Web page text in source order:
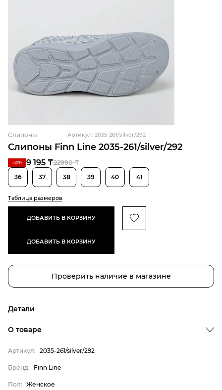
Слипоны Finn Line 2035-261/silver/292
Слипоны Артикул: 2035-261/silver/292
22990 ₸
9 195 ₸
-60%
36 37 38 39 40 41
Таблица размеров
ДОБАВИТЬ В КОРЗИНУ
ДОБАВИТЬ В КОРЗИНУ
Проверить наличие в магазине
Детали
Бренд
О товаре
Артикул: 2035-261/silver/292
Бренд: Finn Line
Пол: Женское